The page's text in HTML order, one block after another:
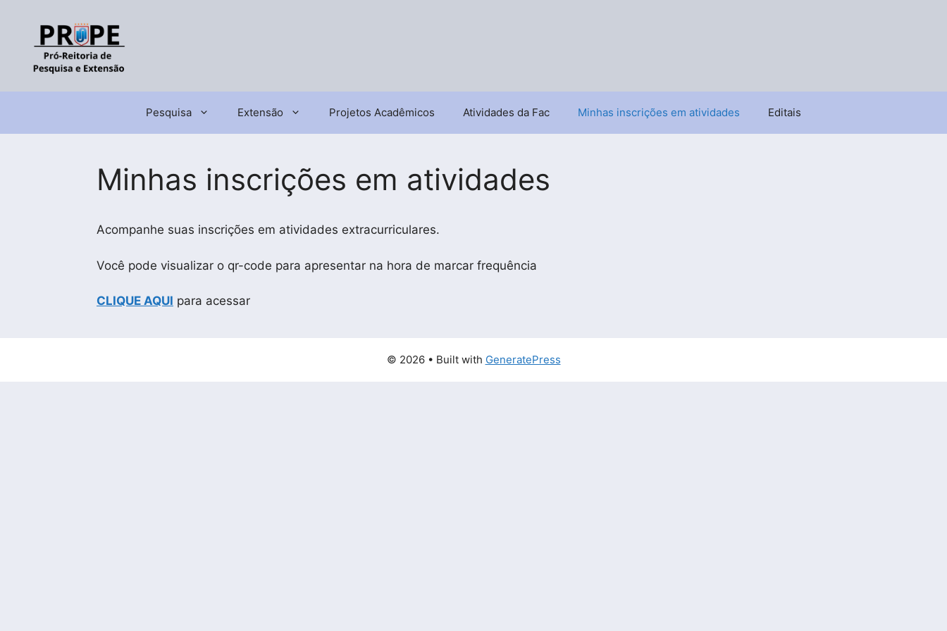
conteúdo
Pesquisa Extensão Projetos Acadêmicos Atividades da Fac Minhas inscrições em atividades Editais
Minhas inscrições em atividades
Acompanhe suas inscrições em atividades extracurriculares.
Você pode visualizar o qr-code para apresentar na hora de marcar frequência
CLIQUE AQUI para acessar
© 2026 • Built with GeneratePress